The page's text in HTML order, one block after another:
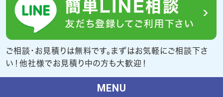
ご相談・お見積りは無料です。まずはお気軽にご相談下さ
い！他社様でお見積り中の方も大歓迎！
MENU